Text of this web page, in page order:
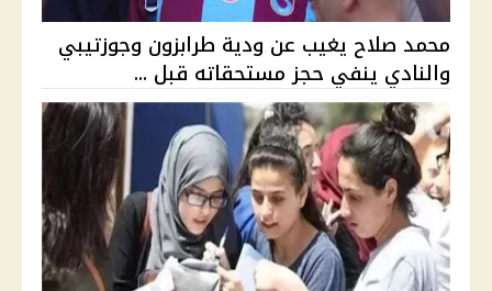
محمد صلاح يغيب عن ودية طرابزون وجوزتيبي
والنادي ينفي حجز مستحقاته قبل ...